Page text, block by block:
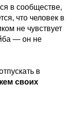
в сообществе,
что человек в
не чувствует
— он не
в
своих